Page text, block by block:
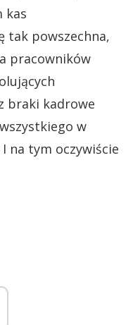
kas
tak powszechna,
pracowników
braki kadrowe
w
na tym oczywiście